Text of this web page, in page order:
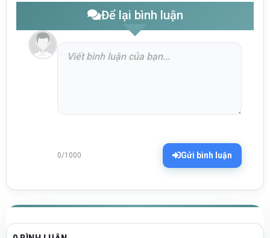
Để lại bình luận
0/1000 Gửi bình luận